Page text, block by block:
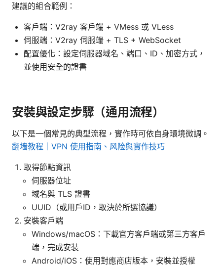
建議的組合範例：
客戶端：V2ray 客戶端 + VMess 或 VLess
伺服端：V2ray 伺服端 + TLS + WebSocket
配置優化：設定伺服器域名、端口、ID、加密方式，
並使用安全的證書
安裝與設定步驟（通用流程）
以下是一個常見的典型流程，實作時可依自身環境微調。
翻墙教程｜VPN 使用指南、风险與實作技巧
取得節點資訊
伺服器位址
域名與 TLS 證書
UUID（或用戶ID，取決於所選協議）
安裝客戶端
Windows/macOS：下載官方客戶端或第三方客戶
端，完成安裝
Android/iOS：使用對應商店版本，安裝並授權